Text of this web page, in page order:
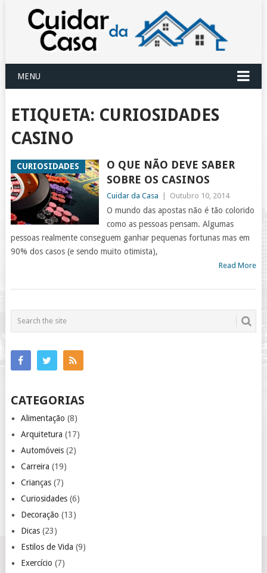
MENU
ETIQUETA: CURIOSIDADES
CASINO
CURIOSIDADES
O QUE NÃO DEVE SABER
SOBRE OS CASINOS
Cuidar da Casa Outubro 10, 2014
O mundo das apostas não é tão colorido
como as pessoas pensam. Algumas
pessoas realmente conseguem ganhar pequenas fortunas mas em
90% dos casos (e sendo muito otimista),
Read More
CATEGORIAS
Alimentação (8)
Arquitetura (17)
Automóveis(2)
Carreira (19)
Crianças(7)
Curiosidades(6)
Decoração (13)
Dicas(23)
Estilos de Vida (9)
Exercício (7)